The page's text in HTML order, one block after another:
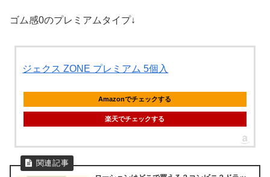
ゴム感0のプレミアムタイプ↓
ジェクス ZONE プレミアム 5個入
Amazonでチェックする
楽天でチェックする